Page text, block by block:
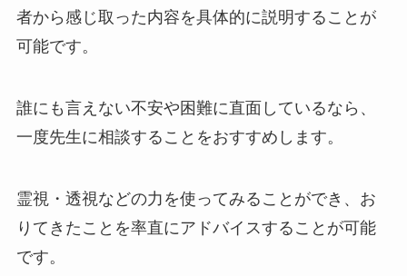
者から感じ取った内容を具体的に説明することが
可能です。
誰にも言えない不安や困難に直面しているなら、
一度先生に相談することをおすすめします。
霊視・透視などの力を使ってみることができ、お
りてきたことを率直にアドバイスすることが可能
です。